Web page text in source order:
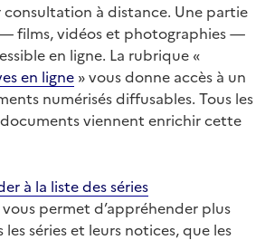
à distance. Une partie
films, vidéos et photographies —
en ligne. La rubrique «
en ligne » vous donne accès à un
numérisés diffusables. Tous les
viennent enrichir cette
à la liste des séries
vous permet d’appréhender plus
séries et leurs notices, que les